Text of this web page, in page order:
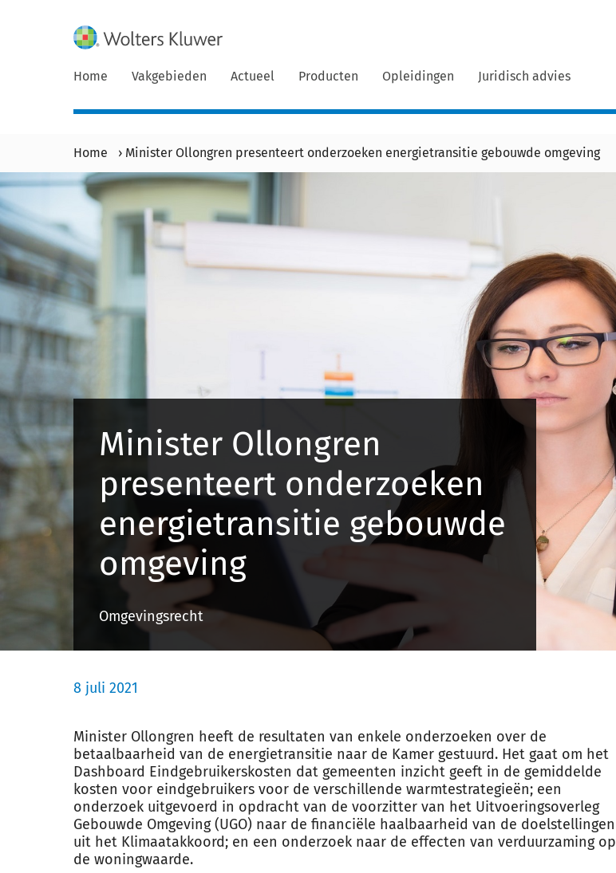
Home Vakgebieden Actueel Producten Opleidingen Juridisch advies
Home › Minister Ollongren presenteert onderzoeken energietransitie gebouwde omgeving
Minister Ollongren
presenteert onderzoeken
energietransitie gebouwde
omgeving
Omgevingsrecht
8 juli 2021
Minister Ollongren heeft de resultaten van enkele onderzoeken over de
betaalbaarheid van de energietransitie naar de Kamer gestuurd. Het gaat om het
Dashboard Eindgebruikerskosten dat gemeenten inzicht geeft in de gemiddelde
kosten voor eindgebruikers voor de verschillende warmtestrategieën; een
onderzoek uitgevoerd in opdracht van de voorzitter van het Uitvoeringsoverleg
Gebouwde Omgeving (UGO) naar de financiële haalbaarheid van de doelstellingen
uit het Klimaatakkoord; en een onderzoek naar de effecten van verduurzaming op
de woningwaarde.